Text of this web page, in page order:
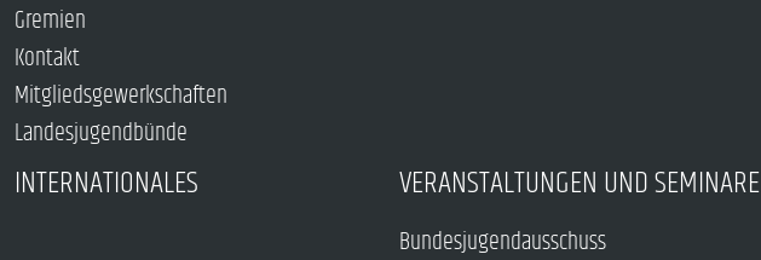
Gremien
Kontakt
Mitgliedsgewerkschaften
Landesjugendbünde
INTERNATIONALES VERANSTALTUNGEN UND SEMINARE
Bundesjugendausschuss